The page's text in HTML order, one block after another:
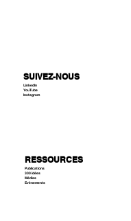
SUIVEZ-NOUS
LinkedIn
YouTube
Instagram
RESSOURCES
Publications
300 idées
Médias
Evènements